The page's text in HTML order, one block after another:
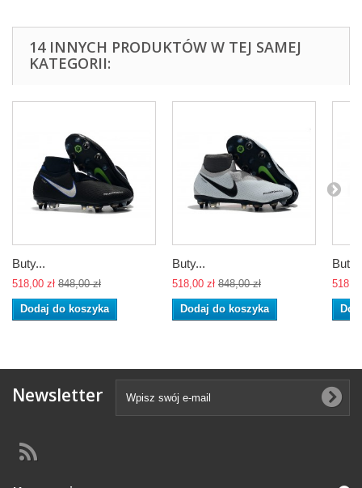
14 INNYCH PRODUKTÓW W TEJ SAMEJ
KATEGORII:
Buty...
518,00 zł 848,00 zł
Dodaj do koszyka
Buty...
518,00 zł 848,00 zł
Dodaj do koszyka
Newsletter